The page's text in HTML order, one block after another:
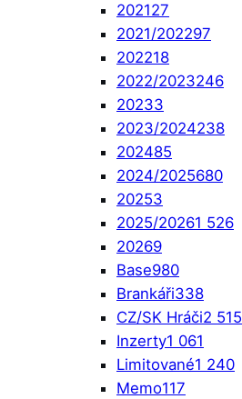
202127
2021/202297
202218
2022/2023246
20233
2023/2024238
202485
2024/2025680
20253
2025/20261 526
20269
Base980
Brankáři338
CZ/SK Hráči2 515
Inzerty1 061
Limitované1 240
Memo117